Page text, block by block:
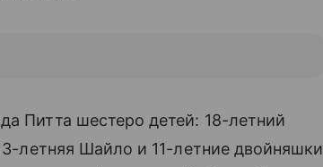
Питта шестеро детей: 18-летний
летняя Шайло и 11-летние двойняшки